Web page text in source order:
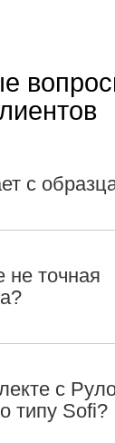
с
не точная
с
типу Sofi?